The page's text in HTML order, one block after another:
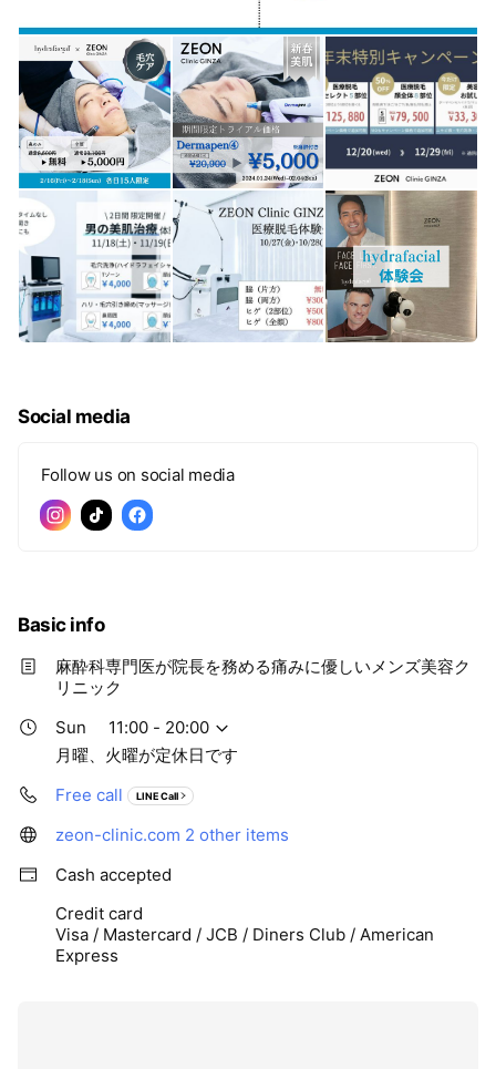
Social media
Follow us on social media
Basic info
麻酔科専門医が院長を務める痛みに優しいメンズ美容ク
リニック
Sun
11:00 - 20:00
月曜、火曜が定休日です
Free call
LINE Call
zeon-clinic.com 2 other items
Cash accepted
Credit card
Visa / Mastercard / JCB / Diners Club / American
Express